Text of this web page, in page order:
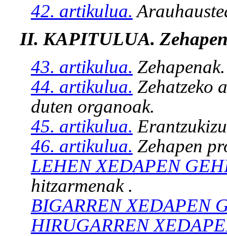
42. artikulua.
II. KAPITULUA.
43. artikulua. Zehapenak.
44. artikulua. Zehatzeko
duten organoak.
45. artikulua.
46. artikulua. Zehapen
LEHEN XEDAPEN
hitzarmenak .
BIGARREN XEDAPEN
HIRUGARREN